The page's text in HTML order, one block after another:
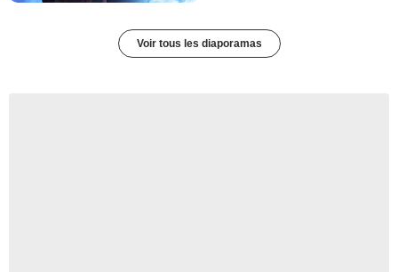
Voir tous les diaporamas